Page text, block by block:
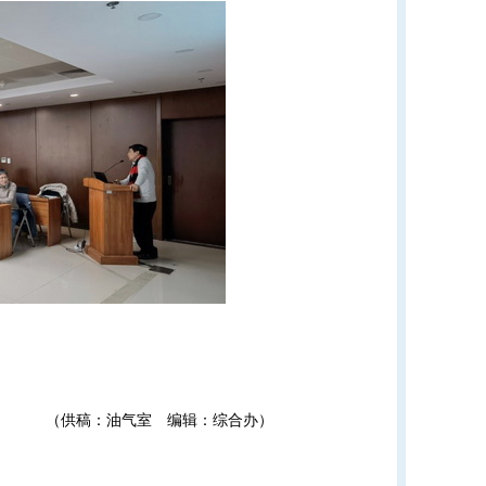
（供稿：油气室 编辑：综合办）